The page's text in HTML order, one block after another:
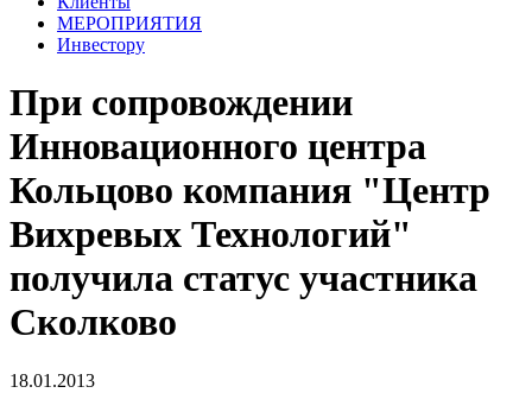
МЕРОПРИЯТИЯ
Инвестору
При сопровождении
Инновационного центра
Кольцово компания "Центр
Вихревых Технологий"
получила статус участника
Сколково
18.01.2013